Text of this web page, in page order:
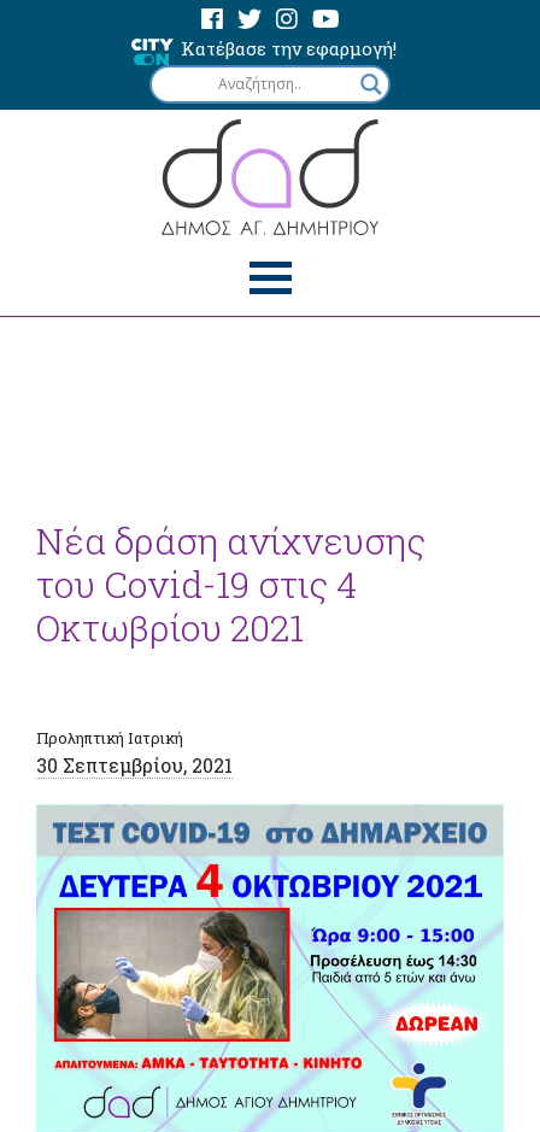
Κατέβασε την εφαρμογή!
Νέα δράση ανίχνευσης
του Covid-19 στις 4
Οκτωβρίου 2021
Προληπτική Ιατρική
30 Σεπτεμβρίου, 2021